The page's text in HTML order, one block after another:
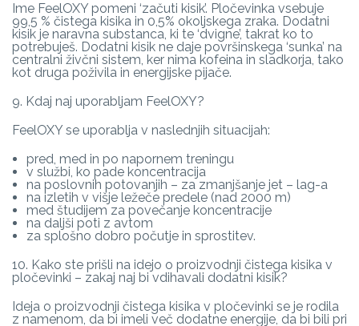
Ime FeelOXY pomeni ‘začuti kisik’. Pločevinka vsebuje
99,5 % čistega kisika in 0,5% okoljskega zraka. Dodatni
kisik je naravna substanca, ki te ‘dvigne’, takrat ko to
potrebuješ. Dodatni kisik ne daje površinskega ‘sunka’ na
centralni živčni sistem, ker nima kofeina in sladkorja, tako
kot druga poživila in energijske pijače.
9. Kdaj naj uporabljam FeelOXY?
FeelOXY se uporablja v naslednjih situacijah:
pred, med in po napornem treningu
v službi, ko pade koncentracija
na poslovnih potovanjih – za zmanjšanje jet – lag-a
na izletih v višje ležeče predele (nad 2000 m)
med študijem za povečanje koncentracije
na daljši poti z avtom
za splošno dobro počutje in sprostitev.
10. Kako ste prišli na idejo o proizvodnji čistega kisika v
pločevinki – zakaj naj bi vdihavali dodatni kisik?
Ideja o proizvodnji čistega kisika v pločevinki se je rodila
z namenom, da bi imeli več dodatne energije, da bi bili pri